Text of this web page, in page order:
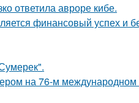
ответила авроре кибе.
финансовый успех и
на 76-м международном